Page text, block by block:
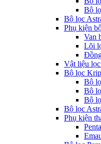
Bộ
Bộ lọc
Phụ kiện
Van
Lõi
Vật liệu
Bộ lọc
Bộ
Bộ
Bộ
Bộ lọc
Phụ kiện